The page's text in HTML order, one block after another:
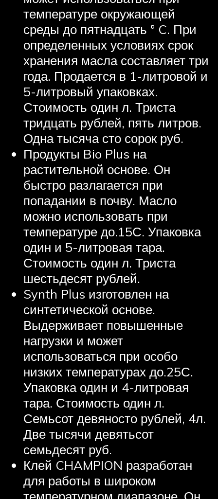
температуре окружающей
среды до пятнадцать ° C. При
определенных условиях срок
хранения масла составляет три
года. Продается в 1-литровой и
5-литровый упаковках.
Стоимость один л. Триста
тридцать рублей, пять литров.
Одна тысяча сто сорок руб.
Продукты Bio Plus на
растительной основе. Он
быстро разлагается при
попадании в почву. Масло
можно использовать при
температуре до.15С. Упаковка
один и 5-литровая тара.
Стоимость один л. Триста
шестьдесят рублей.
Synth Plus изготовлен на
синтетической основе.
Выдерживает повышенные
нагрузки и может
использоваться при особо
низких температурах до.25С.
Упаковка один и 4-литровая
тара. Стоимость один л.
Семьсот девяносто рублей, 4л.
Две тысячи девятьсот
семьдесят руб.
Клей CHAMPION разработан
для работы в широком